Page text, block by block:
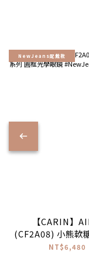
NewJeans配戴款
【CARIN】
(CF2A08) 小熊軟
框光學眼鏡NT$6,480